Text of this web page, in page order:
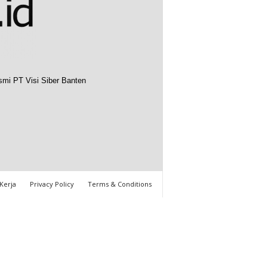
PT Visi Siber Banten
Privacy Policy Terms & Conditions